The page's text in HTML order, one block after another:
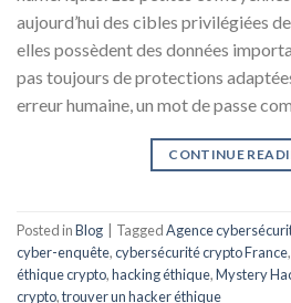
aujourd’hui des cibles privilégiées
elles possèdent des données
pas toujours de protections
erreur humaine, un mot de passe
CONTINUE
Posted inBlog TaggedAgence
cyber-enquête,cybersécurité crypto France,
éthique crypto,hacking éthique,Mystery
crypto,trouver un hacker éthique